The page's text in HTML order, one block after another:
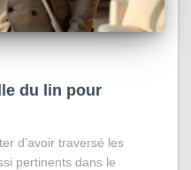
du lin pour
d’avoir traversé les
pertinents dans le